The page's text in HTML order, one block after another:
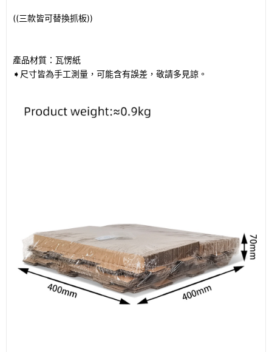
((三款皆可替換抓板))
產品材質：瓦愣紙
➧尺寸皆為手工測量，可能含有誤差，敬請多見諒。